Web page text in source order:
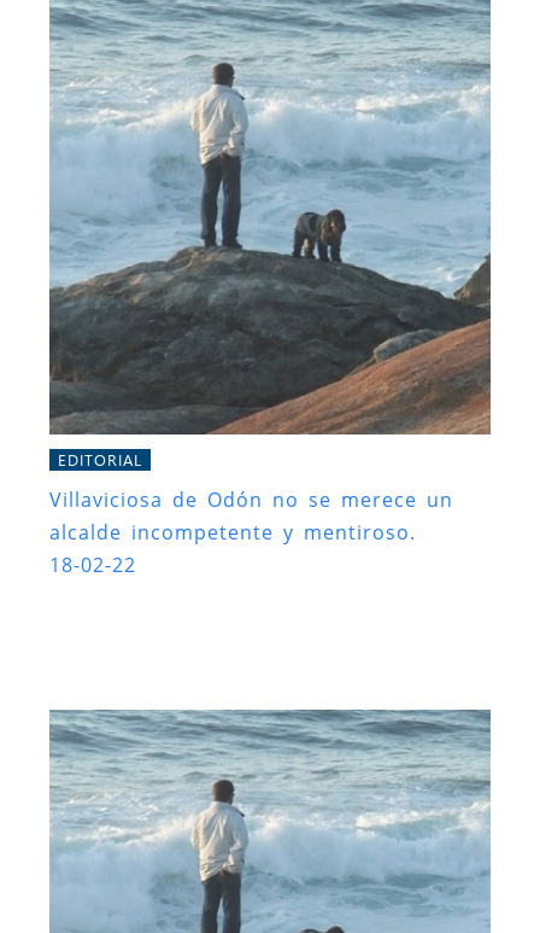
EDITORIAL
Villaviciosa de Odón no se merece un
alcalde incompetente y mentiroso.
18-02-22